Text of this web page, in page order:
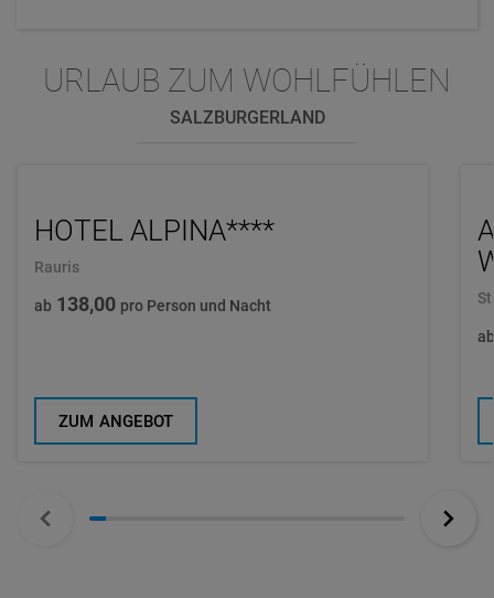
URLAUB ZUM WOHLFÜHLEN
SALZBURGERLAND
HOTEL ALPINA****
Rauris
ab 138,00 pro Person und Nacht
ZUM ANGEBOT
ab